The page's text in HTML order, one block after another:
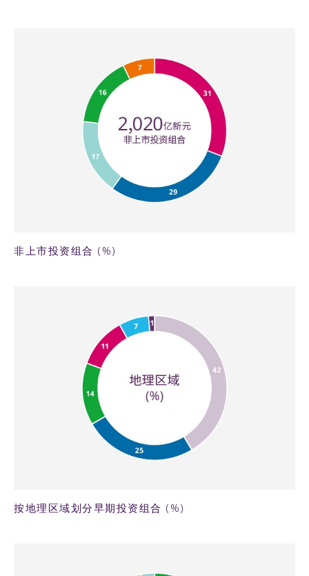
68KB PNG
非上市投资组合 (%)
51KB PNG
按地理区域划分早期投资组合 (%)